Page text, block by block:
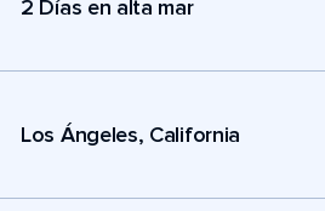
2 Días en alta mar
Los Ángeles, California